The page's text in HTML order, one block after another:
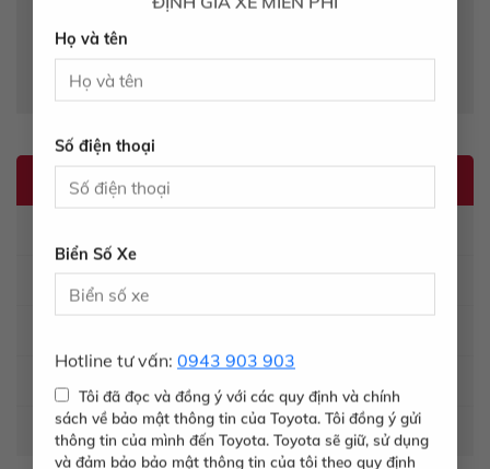
ĐỊNH GIÁ XE MIỄN PHÍ
Họ và tên
Số điện thoại
Biển Số Xe
Hotline tư vấn: 0943 903 903
Tôi đã đọc và đồng ý với các quy định và chính
sách về bảo mật thông tin của Toyota. Tôi đồng ý gửi
thông tin của mình đến Toyota. Toyota sẽ giữ, sử dụng
và đảm bảo bảo mật thông tin của tôi theo quy định
TIN TỨC – SỰ KIỆN
Tin khuyến mãi
duyệt này cho lần bình luận kế tiếp của tôi.